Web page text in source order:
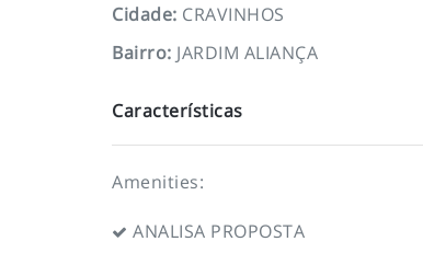
Cidade: CRAVINHOS
Bairro: JARDIM ALIANÇA
Características
Amenities:
ANALISA PROPOSTA